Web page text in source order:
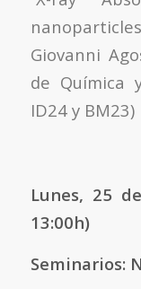
Giovanni
de Química
ID24 y BM23)
Lunes, 25
13:00h)
Seminarios: